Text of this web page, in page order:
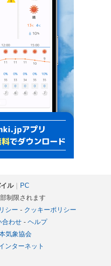
ル｜
PC
制限されます
シー - クッキーポリシー
合わせ- ヘルプ
気象協会
ンターネット